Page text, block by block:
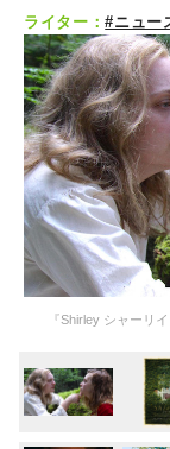
ライター：#ニュー
『Shirley シャーリ